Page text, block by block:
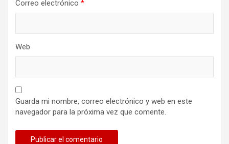
Correo electrónico *
Web
Guarda mi nombre, correo electrónico y web en este
navegador para la próxima vez que comente.